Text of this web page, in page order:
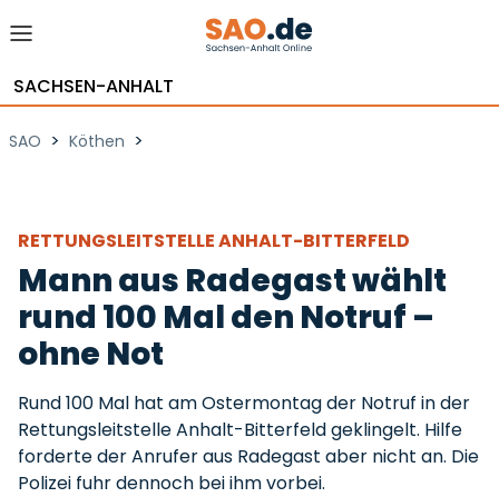
SACHSEN-ANHALT
SAO > Köthen >
RETTUNGSLEITSTELLE ANHALT-BITTERFELD
Mann aus Radegast wählt
rund 100 Mal den Notruf –
ohne Not
Rund 100 Mal hat am Ostermontag der Notruf in der
Rettungsleitstelle Anhalt-Bitterfeld geklingelt. Hilfe
forderte der Anrufer aus Radegast aber nicht an. Die
Polizei fuhr dennoch bei ihm vorbei.